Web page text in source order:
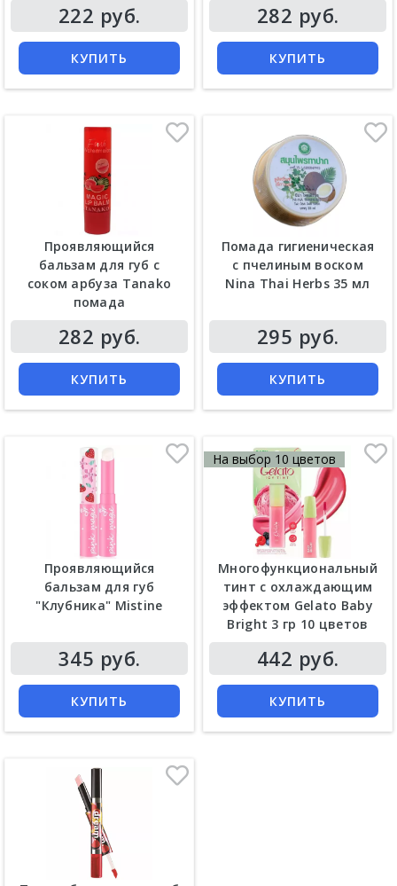
222 руб.
КУПИТЬ
282 руб.
КУПИТЬ
Проявляющийся
бальзам для губ с
соком арбуза Tanako
помада
282 руб.
КУПИТЬ
Помада гигиеническая
с пчелиным воском
Nina Thai Herbs 35 мл
295 руб.
КУПИТЬ
Проявляющийся
бальзам для губ
"Клубника" Mistine
345 руб.
КУПИТЬ
На выбор 10 цветов
Многофункциональный
тинт с охлаждающим
эффектом Gelato Baby
Bright 3 гр 10 цветов
442 руб.
КУПИТЬ